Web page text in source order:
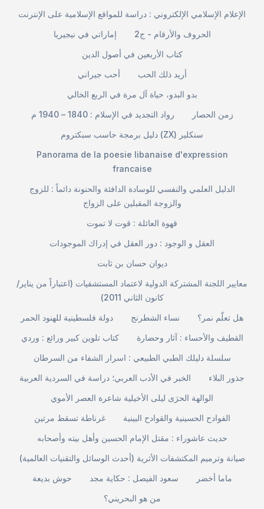
الإعلام الإسلامي الإلكتروني : دراسة للمواقع الإسلامية على الإنترنت
إماراتي في نيجيريا
الحروف والأرقام - ج2
كتاب الأربعين في أصول الدين
أحب جيراني
أريد ذلك الحب
بدو البدو، حياة آل مرة في الربع الخالي
رواد التجديد في الإسلام : 1840 – 1940 م
زمن الحصار
دليل برمجة حاسب سبكتروم (ZX) سنكلير
Panorama de la poesie libanaise d'expression
francaise
الدليل العلمي والنفسي للوسادة الدافئة والحنونة دائماً : للزوج
والزوجة المقبلين على الزواج
قهوة العائلة : قوت لا تموت
العقل و الوجود : دور العقل في إدراك الموجودات
ديوان حسان بن ثابت
معايير اللجنة المشتركة الدولية لاعتماد المستشفيات (اعتباراً من يناير/
كانون الثاني 2011)
دولة فلسطينية للهنود الحمر
نساء الشطرنج
هل تعلّم نمر؟
كتاب تلوين كبير ورائع : وردي
القطيف والأحساء : آثار وحضارة
سلسلة دليلك الطبي الطبيعي : اسرار الشفاء من السرطان
الخبر في الأدب العربي؛ دراسة في السردية العربية
جذور البلاء
الوالهة الحرَى ليلى الأخيلية شاعرة العصر الأموي
غرناطة تسقط مرتين
الفوادح الحسينية والقوادح البينية
حديث عاشوراء : مقتل الإمام الحسين وأهل بيته وأصحابه
صيانة وترميم المكتشفات الأثرية (أحدث الوسائل والتقنيات العالمية)
حوش بديعة
سعود الفيصل : حكاية مجد
ماما أخضر
من هو البحريني؟